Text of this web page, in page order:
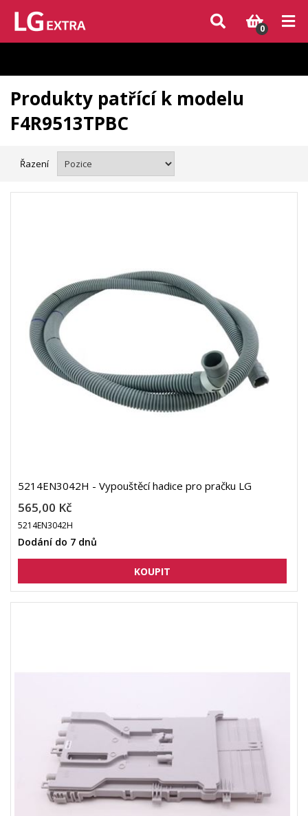
Vzhledem k aktuální situaci se může dodání dílů, které nejsou skladem,
zpozdit. Děkujeme za pochopení.
0
Produkty patřící k modelu
F4R9513TPBC
Řazení
5214EN3042H - Vypouštěcí hadice pro pračku LG
565,00 Kč
5214EN3042H
Dodání do 7 dnů